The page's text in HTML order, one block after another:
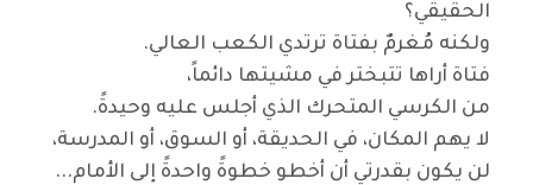
الحقيقي؟
ولكنه مُغرمٌ بفتاة ترتدي الكعب العالي.
فتاة أراها تتبختر في مشيتها دائماً،
من الكرسي المتحرك الذي أجلس عليه وحيدةً.
لا يهم المكان، في الحديقة، أو السوق، أو المدرسة،
لن يكون بقدرتي أن أخطو خطوةً واحدةً إلى الأمام...